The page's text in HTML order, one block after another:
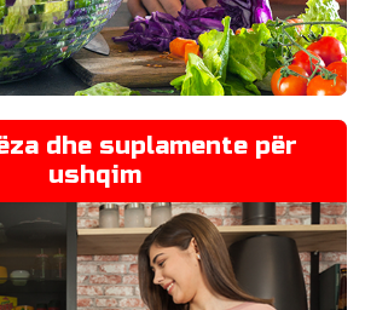
dhe suplamente për
ushqim